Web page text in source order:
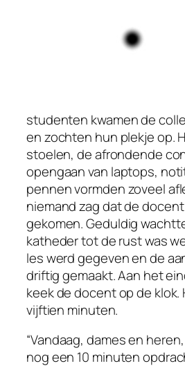
studenten kwamen de
en zochten hun plekje op.
stoelen, de afrondende
opengaan van laptops,
pennen vormden zoveel
niemand zag dat de
gekomen. Geduldig
katheder tot de rust was
les werd gegeven en de
driftig gemaakt. Aan het
keek de docent op de klok.
vijftien minuten.
“Vandaag, dames en
nog een 10 minuten